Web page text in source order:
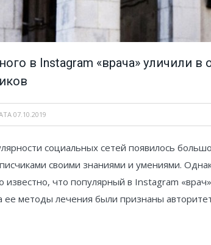
в Instagram «врача» уличили в
07.10.2019
социальных сетей появилось
своими знаниями и умениями.
известно, что популярный в Instagram
ее методы лечения были признаны